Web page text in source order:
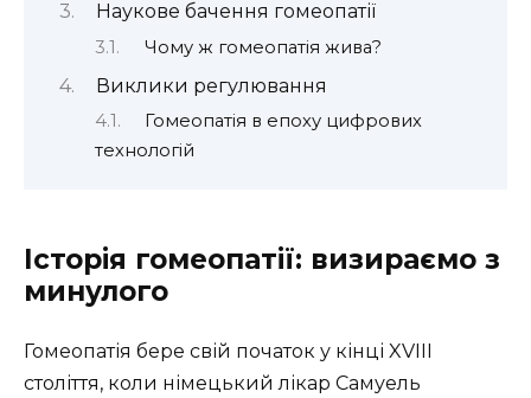
Наукове бачення гомеопатії
Чому ж гомеопатія жива?
Виклики регулювання
Гомеопатія в епоху цифрових
технологій
Історія гомеопатії: визираємо з
минулого
Гомеопатія бере свій початок у кінці XVIII
століття, коли німецький лікар Самуель